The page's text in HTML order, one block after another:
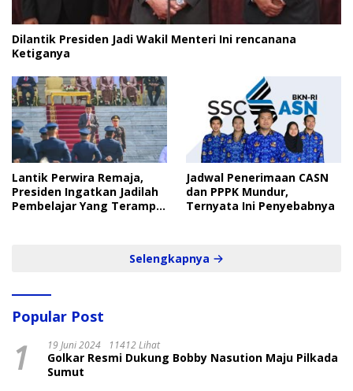
Dilantik Presiden Jadi Wakil Menteri Ini rencanana
Ketiganya
Lantik Perwira Remaja,
Presiden Ingatkan Jadilah
Pembelajar Yang Terampil
Jadwal Penerimaan CASN
dan PPPK Mundur,
Ternyata Ini Penyebabnya
Selengkapnya
Popular Post
1 19 Juni 2024 11412 Lihat
Golkar Resmi Dukung Bobby Nasution Maju Pilkada
Sumut